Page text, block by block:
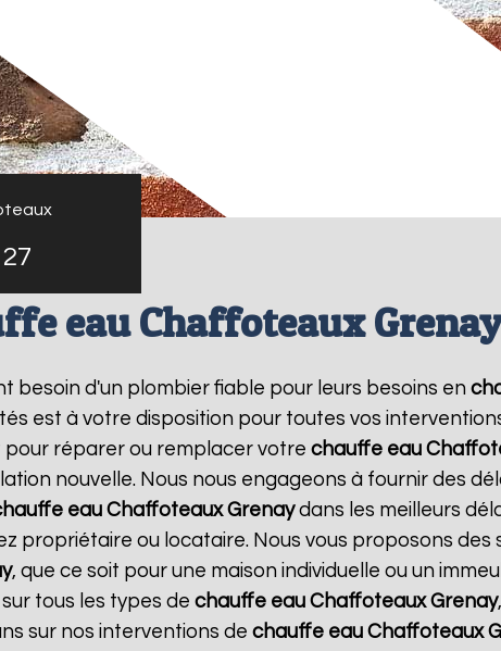
eau Chaffoteaux
besoin d'un plombier fiable pour leurs besoins en
est à votre disposition pour toutes vos
réparer ou remplacer votre chauffe eau
nouvelle. Nous nous engageons à fournir des
eau Chaffoteaux Grenaydans les meilleurs
propriétaire ou locataire. Nous vous proposons des
, que ce soit pour une maison individuelle ou un
tous les types de chauffe eau Chaffoteaux Grenay
sur nos interventions de chauffe eau Chaffoteaux